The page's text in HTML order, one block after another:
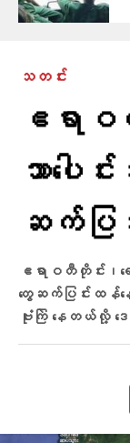
သတင်း
ဧရာ
သာ​ပေ
ဆက်ပ
ဧရာဝတီတိုင်း၊
တွေဆက်ပြင်းထန်
ဗုံးကြဲ‌ နေတယ်လို့ ​ဒ